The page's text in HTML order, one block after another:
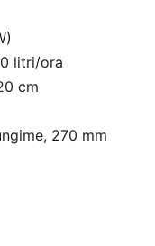
litri/ora
cm
270 mm